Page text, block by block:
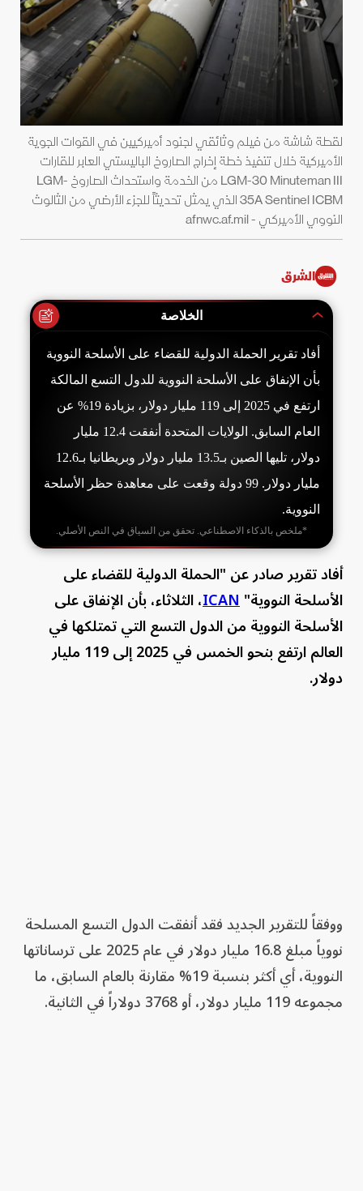
لقطة شاشة من فيلم وثائقي لجنود أميركيين في القوات الجوية
الأميركية خلال تنفيذ خطة إخراج الصاروخ الباليستي العابر للقارات
LGM-30 Minuteman III من الخدمة واستحداث الصاروخ LGM-
35A Sentinel ICBM الذي يمثل تحديثاً للجزء الأرضي من الثالوث
النووي الأميركي - afnwc.af.mil
الشرق
الخلاصة
أفاد تقرير الحملة الدولية للقضاء على الأسلحة النووية
بأن الإنفاق على الأسلحة النووية للدول التسع المالكة
ارتفع في 2025 إلى 119 مليار دولار، بزيادة 19% عن
العام السابق. الولايات المتحدة أنفقت 12.4 مليار
دولار، تليها الصين بـ13.5 مليار دولار وبريطانيا بـ12.6
مليار دولار. 99 دولة وقعت على معاهدة حظر الأسلحة
النووية.
*ملخص بالذكاء الاصطناعي. تحقق من السياق في النص الأصلي.
أفاد تقرير صادر عن "الحملة الدولية للقضاء على
الأسلحة النووية"ICAN، الثلاثاء، ⁠بأن الإنفاق على
‌الأسلحة النووية من الدول التسع التي تمتلكها في
العالم ​ارتفع بنحو الخمس ⁠في 2025 إلى 119 مليار
دولار.
ووفقاً للتقرير الجديد فقد أنفقت الدول التسع المسلحة
نووياً مبلغ 16.8 مليار دولار في عام 2025 على ترساناتها
النووية، أي أكثر بنسبة 19% مقارنة بالعام السابق، ما
مجموعه 119 مليار دولار، أو 3768 دولاراً في الثانية.